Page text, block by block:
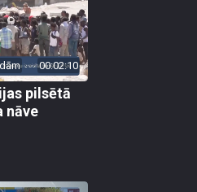
00:02:10
pilsētā
nāve